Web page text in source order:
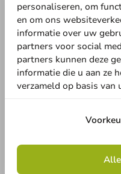
Schrijf de eerste
Drinkrietjes Papier
personaliseren, om
en om ons
informatie over uw
partners voor social
partners kunnen deze
informatie die u aan ze
verzameld op basis van